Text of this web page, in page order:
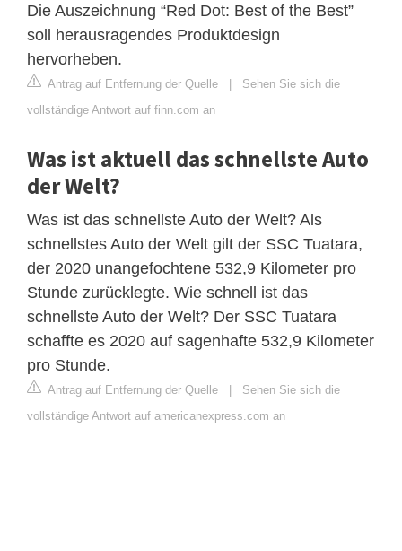
Die Auszeichnung “Red Dot: Best of the Best”
soll herausragendes Produktdesign
hervorheben.
Antrag auf Entfernung der Quelle | Sehen Sie sich die
vollständige Antwort auf finn.com an
Was ist aktuell das schnellste Auto
der Welt?
Was ist das schnellste Auto der Welt? Als
schnellstes Auto der Welt gilt der SSC Tuatara,
der 2020 unangefochtene 532,9 Kilometer pro
Stunde zurücklegte. Wie schnell ist das
schnellste Auto der Welt? Der SSC Tuatara
schaffte es 2020 auf sagenhafte 532,9 Kilometer
pro Stunde.
Antrag auf Entfernung der Quelle | Sehen Sie sich die
vollständige Antwort auf americanexpress.com an